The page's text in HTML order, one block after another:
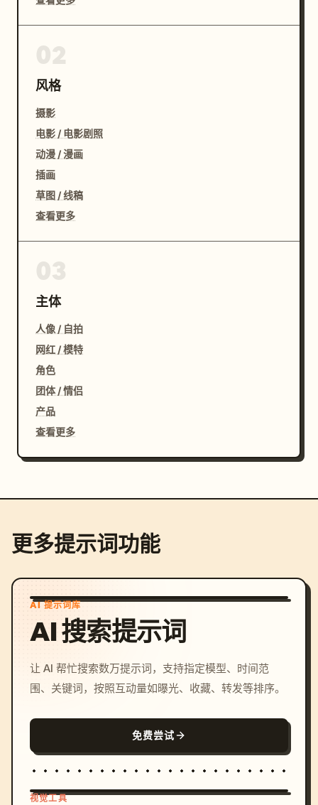
风格
摄影
电影 / 电影剧照
动漫 / 漫画
插画
草图 / 线稿
查看更多
主体
人像 / 自拍
网红 / 模特
角色
团体 / 情侣
产品
查看更多
更多提示词功能
AI 提示词库
AI 搜索提示词
让 AI 帮忙搜索数万提示词，支持指定模型、时间范
围、关键词，按照互动量如曝光、收藏、转发等排序。
免费尝试
视觉工具